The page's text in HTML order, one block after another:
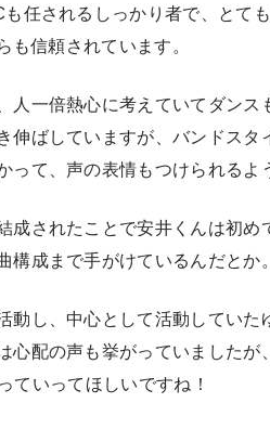
任されるしっかり者で、とて
も信頼されています。
人一倍熱心に考えていてダンス
伸ばしていますが、バンドス
って、声の表情もつけられるよ
成されたことで安井くんは初
構成まで手がけているんだとか。
動し、中心として活動してい
心配の声も挙がっていました
いってほしいですね！